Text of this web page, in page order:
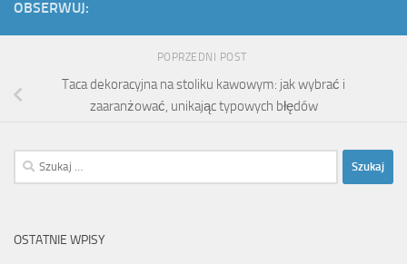
OBSERWUJ:
POPRZEDNI POST
Taca dekoracyjna na stoliku kawowym: jak wybrać i
zaaranżować, unikając typowych błędów
Szukaj:
OSTATNIE WPISY